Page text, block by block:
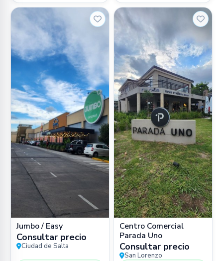
Jumbo / Easy
Consultar precio
Ciudad de Salta
Centro Comercial
Parada Uno
Consultar precio
San Lorenzo